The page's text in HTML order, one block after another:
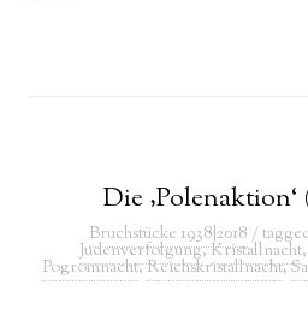
Die ‚Polenaktion‘
Bruchstücke 1938|2018 /
Judenverfolgung,Kristallnacht,
Pogromnacht,Reichskristallnacht,